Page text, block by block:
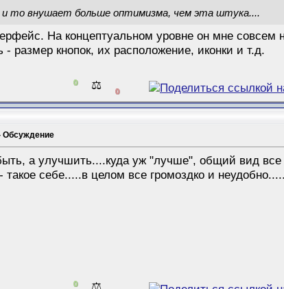
и то внушает больше оптимизма, чем эта штука....
На концептуальном уровне он мне совсем
размер кнопок, их расположение, иконки и т.д.
0 ⚖️ 0
Обсуждение
а улучшить....куда уж "лучше", общий вид
такое себе.....в целом все громоздко и неудобно.....
0 ⚖️